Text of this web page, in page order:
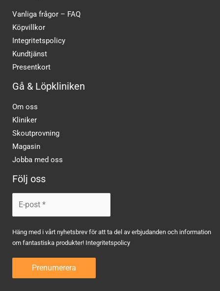
Vanliga frågor – FAQ
Köpvillkor
Integritetspolicy
Kundtjänst
Presentkort
Gå & Löpkliniken
Om oss
Kliniker
Skoutprovning
Magasin
Jobba med oss
Följ oss
Häng med i vårt nyhetsbrev för att ta del av erbjudanden och information
om fantastiska produkter! Integritetspolicy